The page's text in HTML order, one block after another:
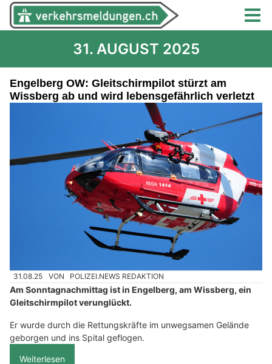
31. AUGUST 2025
Engelberg OW: Gleitschirmpilot stürzt am
Wissberg ab und wird lebensgefährlich verletzt
31.08.25 VON POLIZEI.NEWS REDAKTION
Am Sonntagnachmittag ist in Engelberg, am Wissberg, ein
Gleitschirmpilot verunglückt.
Er wurde durch die Rettungskräfte im unwegsamen Gelände
geborgen und ins Spital geflogen.
Weiterlesen